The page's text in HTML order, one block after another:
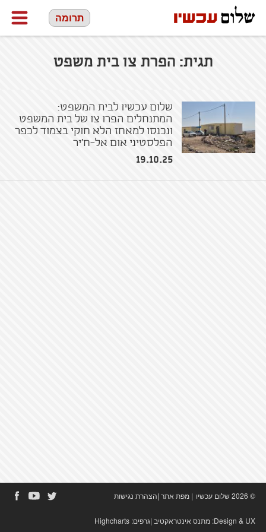
תרומה
תגית: הפרת צו בית משפט
שלום עכשיו לבית המשפט:
המתנחלים הפרו צו של בית המשפט
ונכנסו למאחז הלא חוקי בצמוד לכפר
הפלסטיני אום אל-ח'יר
19.10.25
© 2026 שלום עכשיו | מפת אתר|הצהרת נגישות
Design & UX: מתנס אינטראקטיב|גרפים: Highcharts